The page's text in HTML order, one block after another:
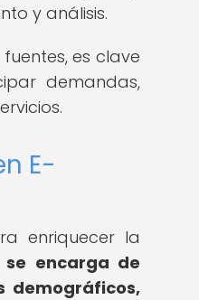
y análisis.
es clave
demandas,
E-
enriquecer la
se encarga de
demográficos,